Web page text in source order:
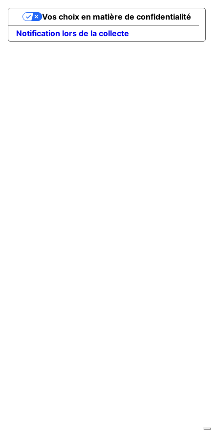
Notification lors de la collecte
Vos choix en matière de confidentialité